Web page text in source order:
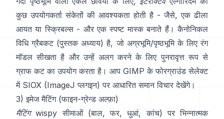
कुछ उपयोगकर्ता संकेतों की आवश्यकता होती है - जैसे, एक ढीला
आयत या स्क्रिबल्स - और एक स्पष्ट मास्क बनाते हैं। कैनोनिकल
विधि ग्रैबकट (पुस्तक अध्याय) है, जो अग्रभूमि/पृष्ठभूमि के लिए रंग
मॉडल सीखता है और उन्हें अलग करने के लिए पुनरावृत्त रूप से
ग्राफ कट का उपयोग करता है। आप GIMP के फोरग्राउंड सेलेक्ट
में SIOX (ImageJ प्लगइन) पर आधारित समान विचार देखेंगे।
3) इमेज मैटिंग (फाइन-ग्रेन्ड अल्फ़ा)
मैटिंगwispy सीमाओं (बाल, फर, धुआं, कांच) पर भिन्नात्मक